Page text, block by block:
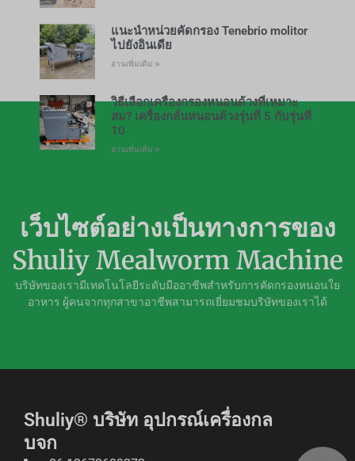
แนะนำหน่วยคัดกรอง Tenebrio molitor
ไปยังอินเดีย
อ่านเพิ่มเติม »
วิธีเลือกเครื่องกรองหนอนด้วงที่เหมาะ
สม? เครื่องกลั่นหนอนด้วงรุ่นที่ 5 กับรุ่นที่
10
อ่านเพิ่มเติม »
เว็บไซต์อย่างเป็นทางการของ
Shuliy Mealworm Machine
บริษัทของเรามีเทคโนโลยีระดับมืออาชีพสำหรับการคัดกรองหนอนใย
อาหาร ผู้คนจากทุกสาขาอาชีพสามารถเยี่ยมชมบริษัทของเราได้
Shuliy® บริษัท อุปกรณ์เครื่องกล
บจก